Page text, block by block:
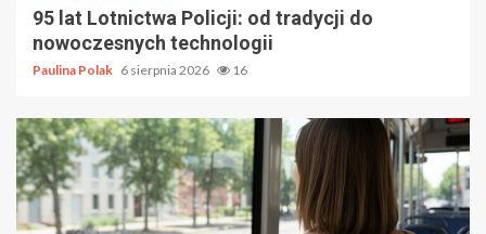
95 lat Lotnictwa Policji: od tradycji do
nowoczesnych technologii
Paulina Polak 6 sierpnia 2026 16